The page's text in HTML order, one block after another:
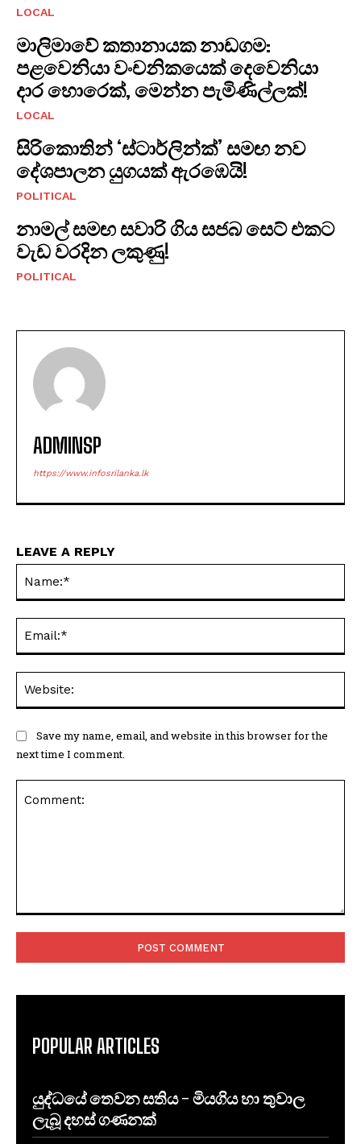
LOCAL
මාලිමාවේ කතානායක නාඩගම:
පළවෙනියා වංචනිකයෙක් දෙවෙනියා
දාර හොරෙක්, මෙන්න පැමිණිල්ලක්!
LOCAL
සිරිකොතින් ‘ස්ටාර්ලින්ක්’ සමඟ නව
දේශපාලන යුගයක් ඇරඹෙයි!
POLITICAL
නාමල් සමඟ සවාරි ගිය සජබ සෙට් එකට
වැඩ වරදින ලකුණු!
POLITICAL
ADMINSP
https://www.infosrilanka.lk
LEAVE A REPLY
Save my name, email, and website in this browser for the
next time I comment.
POPULAR ARTICLES
යුද්ධයේ තෙවන සතිය – මියගිය හා තුවාල
ලැබූ දහස් ගණනක්